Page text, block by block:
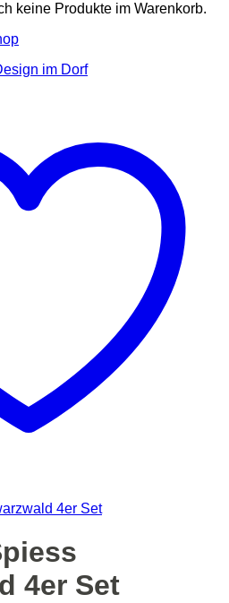
keine Produkte im Warenkorb.
im Dorf
4er Set